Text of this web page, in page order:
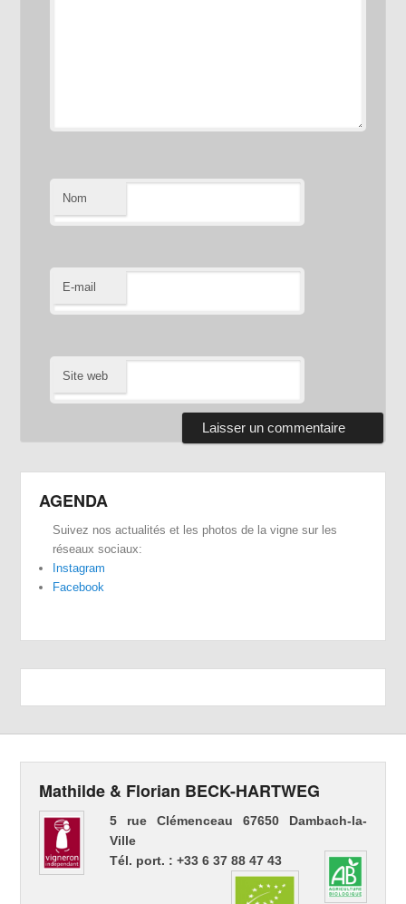
Nom
E-mail
Site web
AGENDA
Suivez nos actualités et les photos de la vigne sur les
réseaux sociaux:
Instagram
Facebook
Mathilde & Florian BECK-HARTWEG
5 rue Clémenceau 67650 Dambach-la-
Ville
Tél. port. : +33 6 37 88 47 43